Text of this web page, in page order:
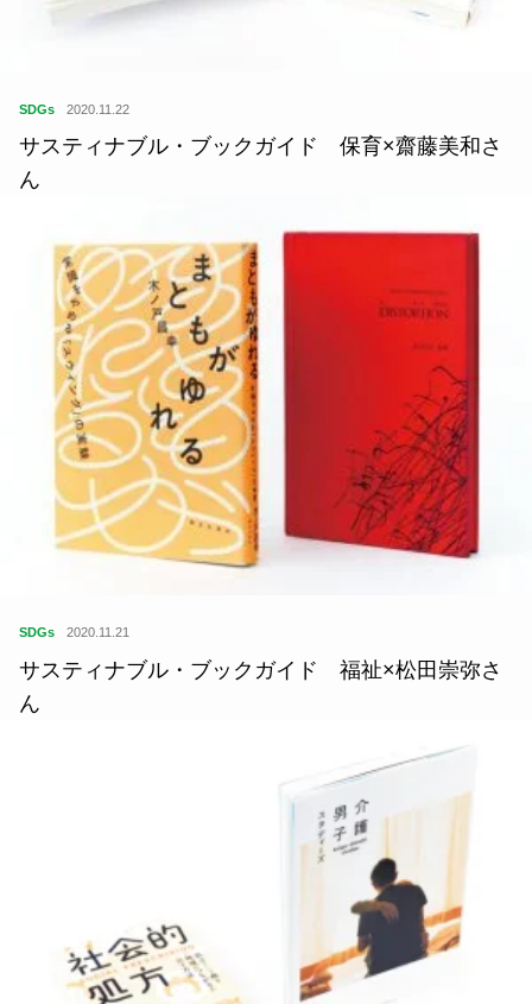
SDGs 2020.11.22
サスティナブル・ブックガイド 保育×齋藤美和さ
ん
SDGs 2020.11.21
サスティナブル・ブックガイド 福祉×松田崇弥さ
ん